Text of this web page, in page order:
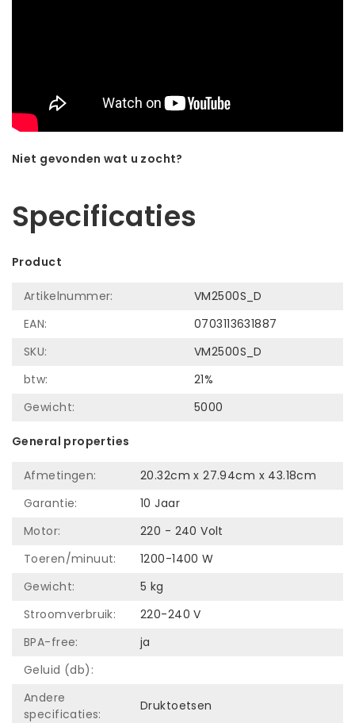
Niet gevonden wat u zocht?
Specificaties
Product
Artikelnummer:
VM2500S_D
EAN:
0703113631887
SKU:
VM2500S_D
btw:
21%
Gewicht:
5000
General properties
Afmetingen:
20.32cm x 27.94cm x 43.18cm
Garantie:
10 Jaar
Motor:
220 - 240 Volt
Toeren/minuut:
1200-1400 W
Gewicht:
5 kg
Stroomverbruik:
220-240 V
BPA-free:
ja
Geluid (db):
Andere
specificaties:
Druktoetsen